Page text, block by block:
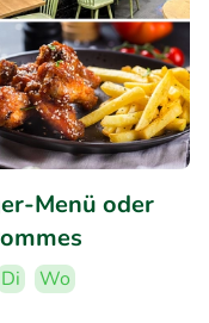
Menü oder
Di
Wo